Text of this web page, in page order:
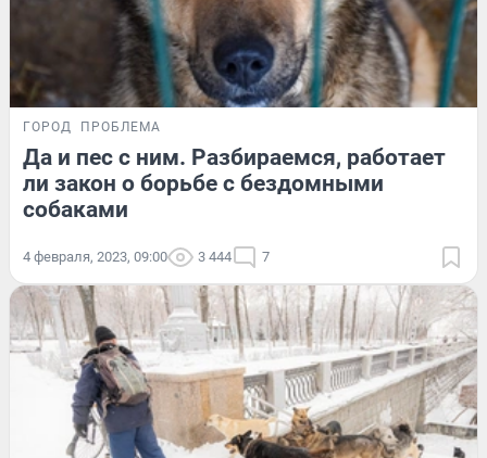
ГОРОД ПРОБЛЕМА
Да и пес с ним. Разбираемся, работает
ли закон о борьбе с бездомными
собаками
4 февраля, 2023, 09:00 3 444 7